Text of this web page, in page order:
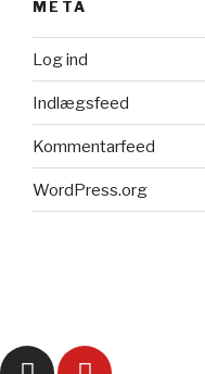
META
Log ind
Indlægsfeed
Kommentarfeed
WordPress.org